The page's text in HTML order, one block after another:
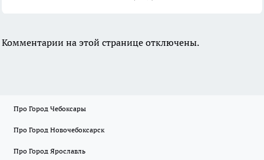
Комментарии на этой странице отключены.
Про Город Чебоксары
Про Город Новочебоксарск
Про Город Ярославль